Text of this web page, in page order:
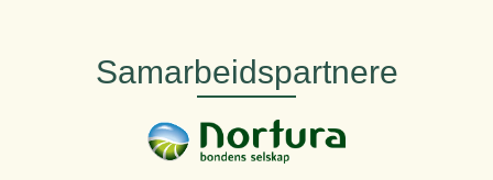
Samarbeidspartnere